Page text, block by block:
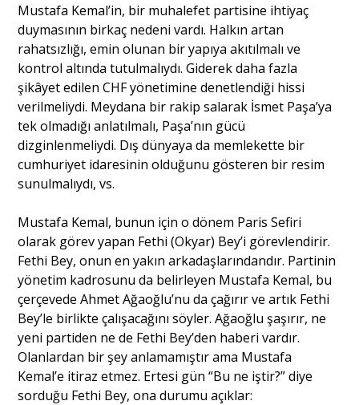
Mustafa Kemal’in, bir muhalefet partisine ihtiyaç
duymasının birkaç nedeni vardı. Halkın artan
rahatsızlığı, emin olunan bir yapıya akıtılmalı ve
kontrol altında tutulmalıydı. Giderek daha fazla
şikâyet edilen CHF yönetimine denetlendiği hissi
verilmeliydi. Meydana bir rakip salarak İsmet Paşa’ya
tek olmadığı anlatılmalı, Paşa’nın gücü
dizginlenmeliydi. Dış dünyaya da memlekette bir
cumhuriyet idaresinin olduğunu gösteren bir resim
sunulmalıydı, vs.
Mustafa Kemal, bunun için o dönem Paris Sefiri
olarak görev yapan Fethi (Okyar) Bey’i görevlendirir.
Fethi Bey, onun en yakın arkadaşlarındandır. Partinin
yönetim kadrosunu da belirleyen Mustafa Kemal, bu
çerçevede Ahmet Ağaoğlu’nu da çağırır ve artık Fethi
Bey’le birlikte çalışacağını söyler. Ağaoğlu şaşırır, ne
yeni partiden ne de Fethi Bey’den haberi vardır.
Olanlardan bir şey anlamamıştır ama Mustafa
Kemal’e itiraz etmez. Ertesi gün “Bu ne iştir?” diye
sorduğu Fethi Bey, ona durumu açıklar: